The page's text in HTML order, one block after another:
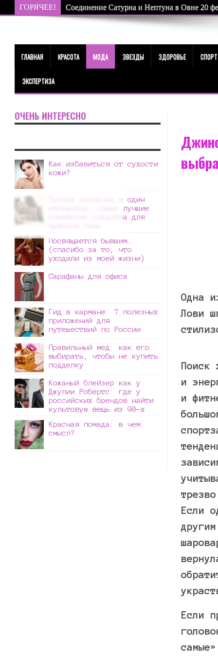
ГОРЯЧЕЕ! Соединение Сатурна и Нептуна в Овне 20
ГЛАВНАЯ КРАСОТА МОДА ЗВЕЗДЫ ЗДОРОВЬЕ СПОРТ
ЭКСПЕРТИЗА
Одна
Лови
Поиск
и
и
Если
Если
ОЧЕНЬ ИНТЕРЕСНО
Как избавиться от сухости
кожи?
Тысяча наложниц и один
император: самые лучшие
китайские средства для
Посвящается бывшим…
(спасибо за то, что
уходили из моей жизни)
Сарафаны для офиса
Гид в кармане: 7 полезных
приложений для
путешествий по России
Правильный мед: как его
выбирать, чтобы не купить
подделку
Кожаный блейзер как у
Джулии Робертс: где у
российских брендов найти
культовую вещь из 90-х
Красная помада: в чем
смысл?